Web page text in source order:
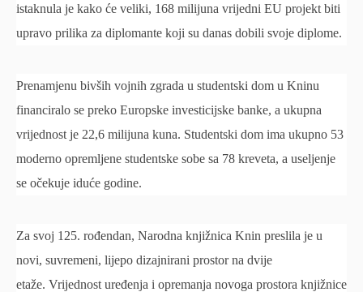
istaknula je kako će veliki, 168 milijuna vrijedni EU projekt biti
upravo prilika za diplomante koji su danas dobili svoje diplome.
Prenamjenu bivših vojnih zgrada u studentski dom u Kninu
financiralo se preko Europske investicijske banke, a ukupna
vrijednost je 22,6 milijuna kuna. Studentski dom ima ukupno 53
moderno opremljene studentske sobe sa 78 kreveta, a useljenje
se očekuje iduće godine.
Za svoj 125. rođendan, Narodna knjižnica Knin preslila je u
novi, suvremeni, lijepo dizajnirani prostor na dvije
etaže. Vrijednost uređenja i opremanja novoga prostora knjižnice